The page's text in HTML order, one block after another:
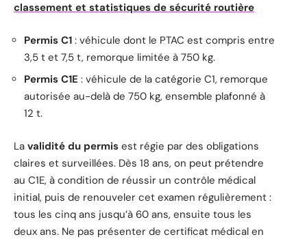
classement et statistiques de sécurité routière
Permis C1 : véhicule dont le PTAC est compris entre
3,5 t et 7,5 t, remorque limitée à 750 kg.
Permis C1E : véhicule de la catégorie C1, remorque
autorisée au-delà de 750 kg, ensemble plafonné à
12 t.
La validité du permis est régie par des obligations
claires et surveillées. Dès 18 ans, on peut prétendre
au C1E, à condition de réussir un contrôle médical
initial, puis de renouveler cet examen régulièrement :
tous les cinq ans jusqu’à 60 ans, ensuite tous les
deux ans. Ne pas présenter de certificat médical en